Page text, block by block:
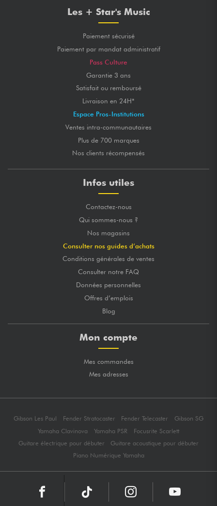
Les + Star's Music
Paiement sécurisé
Paiement par mandat administratif
Pass Culture
Garantie 3 ans
Satisfait ou remboursé
Livraison en 24H*
Espace Pros-Institutions
Ventes intra-communautaires
Plus de 700 marques
Nos clients récompensés
Infos utiles
Contactez-nous
Qui sommes-nous ?
Nos magasins
Consulter nos guides d’achats
Conditions générales de ventes
Consulter notre FAQ
Données personnelles
Offres d’emplois
Blog
Mon compte
Mes commandes
Mes adresses
Gibson Les Paul Fender Stratocaster Fender Telecaster
Gibson SG
Yamaha Clavinova
Yamaha PSR
Focusrite Scarlett
Guitare électrique pour débuter
Guitare acoustique pour débuter
Piano Numérique Yamaha